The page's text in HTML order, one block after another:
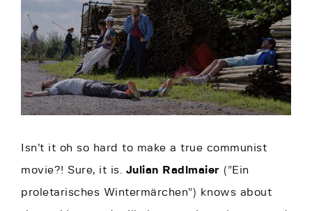
Isn’t it oh so hard to make a true communist
movie?! Sure, it is. Julian Radlmaier (”Ein
proletarisches Wintermärchen”) knows about